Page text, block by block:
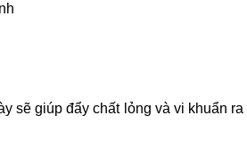
sẽ giúp đẩy chất lỏng và vi khuẩn